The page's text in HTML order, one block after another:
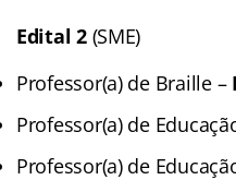
Edital 2(SME)
Professor(a) de Braille –
Professor(a) de
Professor(a) de